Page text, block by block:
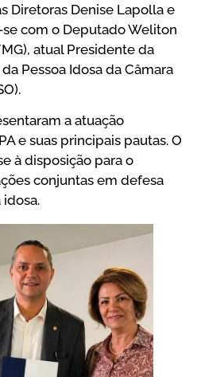
Diretoras Denise Lapolla e
com o Deputado Weliton
atual Presidente da
Pessoa Idosa da Câmara
a atuação
e suas principais pautas. O
à disposição para o
conjuntas em defesa